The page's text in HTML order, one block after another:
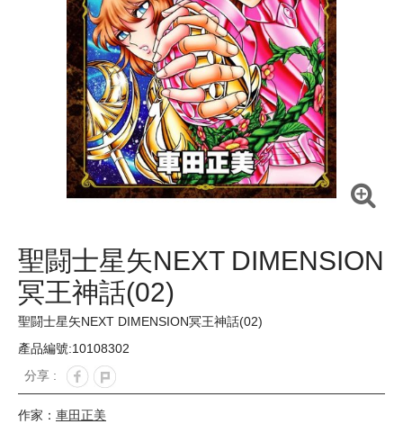
聖闘士星矢NEXT DIMENSION
冥王神話(02)
聖闘士星矢NEXT DIMENSION冥王神話(02)
產品編號:10108302
分享 :
作家： 車田正美